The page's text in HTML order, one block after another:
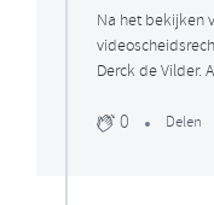
Na het bekijken
Derck de Vilder.
0 Delen